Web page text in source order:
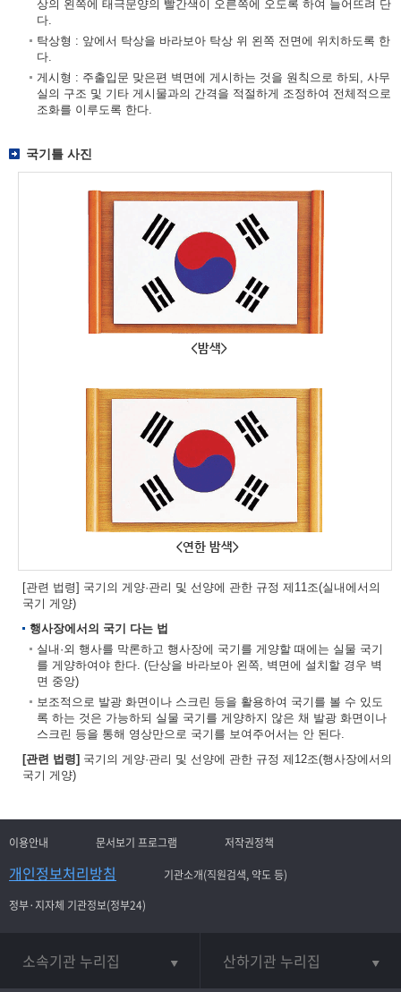
상의 왼쪽에 태극문양의 빨간색이 오른쪽에 오도록 하여 늘어뜨려 단
다.
탁상형 : 앞에서 탁상을 바라보아 탁상 위 왼쪽 전면에 위치하도록 한
다.
게시형 : 주출입문 맞은편 벽면에 게시하는 것을 원칙으로 하되, 사무
실의 구조 및 기타 게시물과의 간격을 적절하게 조정하여 전체적으로
조화를 이루도록 한다.
국기틀 사진
[관련 법령] 국기의 게양·관리 및 선양에 관한 규정 제11조(실내에서의
국기 게양)
행사장에서의 국기 다는 법
실내·외 행사를 막론하고 행사장에 국기를 게양할 때에는 실물 국기
를 게양하여야 한다. (단상을 바라보아 왼쪽, 벽면에 설치할 경우 벽
면 중앙)
보조적으로 발광 화면이나 스크린 등을 활용하여 국기를 볼 수 있도
록 하는 것은 가능하되 실물 국기를 게양하지 않은 채 발광 화면이나
스크린 등을 통해 영상만으로 국기를 보여주어서는 안 된다.
[관련 법령] 국기의 게양·관리 및 선양에 관한 규정 제12조(행사장에서의
국기 게양)
이용안내 문서보기 프로그램 저작권정책
개인정보처리방침
기관소개(직원검색, 약도 등)
정부·지자체 기관정보(정부24)
소속기관 누리집 산하기관 누리집